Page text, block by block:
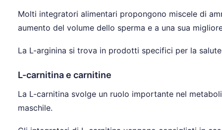
Molti integratori alimentari propongono miscele di
aumento del volume dello sperma e a una sua
La L-arginina si trova in prodotti specifici per la
L-carnitina e carnitine
La L-carnitina svolge un ruolo importante nel
maschile.